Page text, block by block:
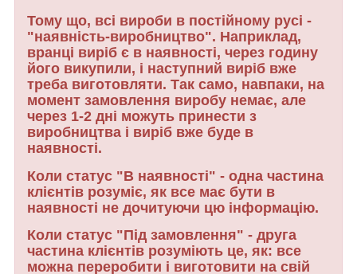
Тому що, всі вироби в постійному русі -
"наявність-виробництво". Наприклад,
вранці виріб є в наявності, через годину
його викупили, і наступний виріб вже
треба виготовляти. Так само, навпаки, на
момент замовлення виробу немає, але
через 1-2 дні можуть принести з
виробництва і виріб вже буде в
наявності.
Коли статус "В наявності" - одна частина
клієнтів розуміє, як все має бути в
наявності не дочитуючи цю інформацію.
Коли статус "Під замовлення" - друга
частина клієнтів розуміють це, як: все
можна переробити і виготовити на свій